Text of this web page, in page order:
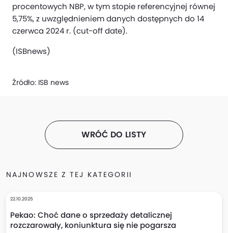
procentowych NBP, w tym stopie referencyjnej równej
5,75%, z uwzględnieniem danych dostępnych do 14
czerwca 2024 r. (cut-off date).
(ISBnews)
Źródło: ISB news
WRÓĆ DO LISTY
NAJNOWSZE Z TEJ KATEGORII
22.10.2025
Pekao: Choć dane o sprzedaży detalicznej
rozczarowały, koniunktura się nie pogarsza